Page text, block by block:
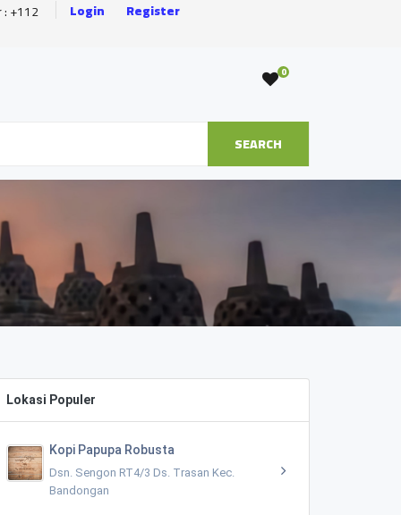
: +112 Login Register
0
SEARCH
Lokasi Populer
Kopi Papupa Robusta
Dsn. Sengon RT4/3 Ds. Trasan Kec.
Bandongan